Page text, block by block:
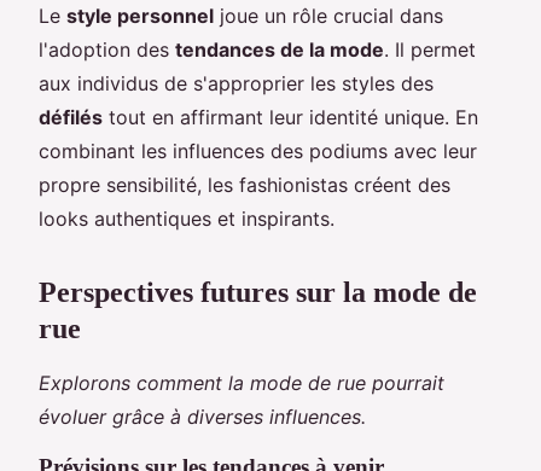
Le style personnel joue un rôle crucial dans
l'adoption des tendances de la mode. Il permet
aux individus de s'approprier les styles des
défilés tout en affirmant leur identité unique. En
combinant les influences des podiums avec leur
propre sensibilité, les fashionistas créent des
looks authentiques et inspirants.
Perspectives futures sur la mode de
rue
Explorons comment la mode de rue pourrait
évoluer grâce à diverses influences.